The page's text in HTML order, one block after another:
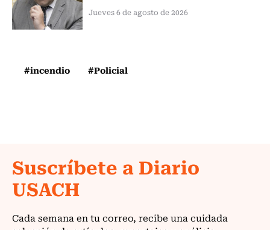
Jueves 6 de agosto de 2026
#incendio #Policial